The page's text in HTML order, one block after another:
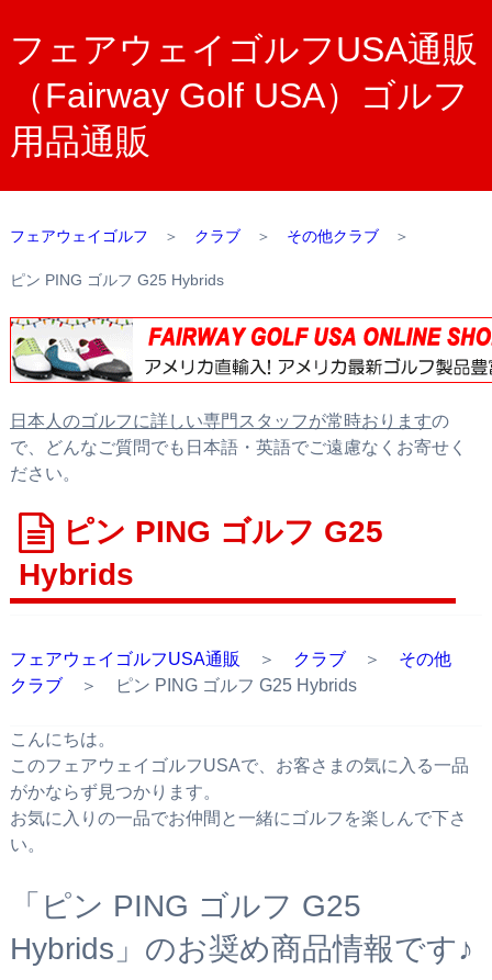
フェアウェイゴルフUSA通販
（Fairway Golf USA）ゴルフ
用品通販
フェアウェイゴルフ ＞ クラブ＞ その他クラブ＞
ピン PING ゴルフ G25 Hybrids
日本人のゴルフに詳しい専門スタッフが常時おりますの
で、どんなご質問でも日本語・英語でご遠慮なくお寄せく
ださい。
ピン PING ゴルフ G25
Hybrids
フェアウェイゴルフUSA通販 ＞ クラブ＞ その他
クラブ＞ ピン PING ゴルフ G25 Hybrids
こんにちは。
このフェアウェイゴルフUSAで、お客さまの気に入る一品
がかならず見つかります。
お気に入りの一品でお仲間と一緒にゴルフを楽しんで下さ
い。
「ピン PING ゴルフ G25
Hybrids」のお奨め商品情報です♪